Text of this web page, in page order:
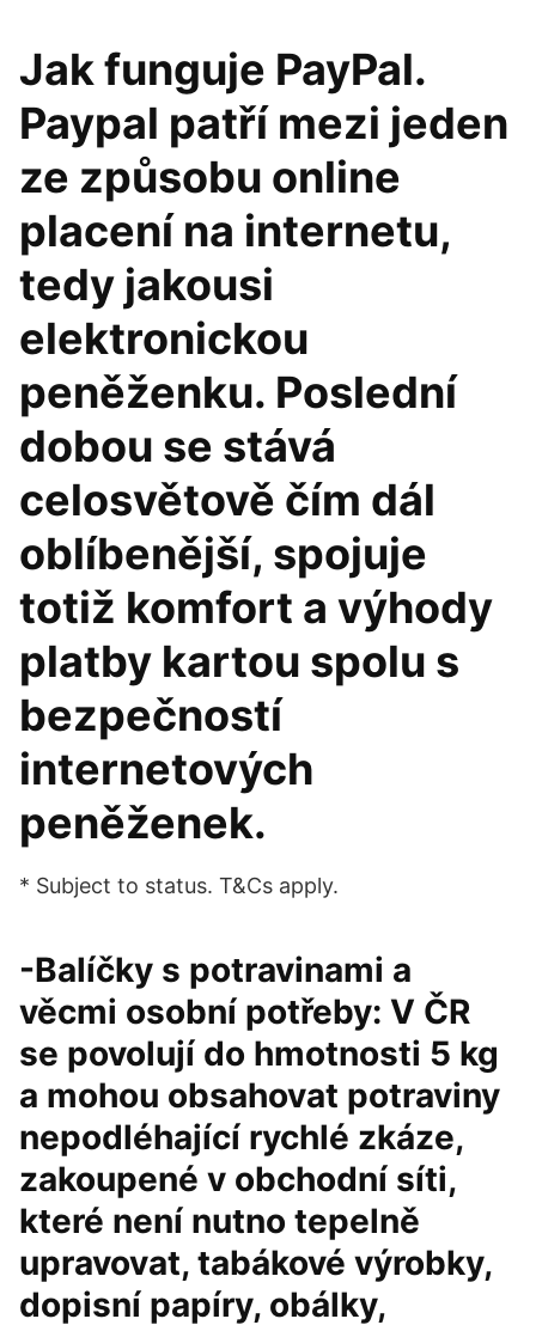
Jak funguje PayPal.
Paypal patří mezi jeden
ze způsobu online
placení na internetu,
tedy jakousi
elektronickou
peněženku. Poslední
dobou se stává
celosvětově čím dál
oblíbenější, spojuje
totiž komfort a výhody
platby kartou spolu s
bezpečností
internetových
peněženek.
* Subject to status. T&Cs apply.
-Balíčky s potravinami a
věcmi osobní potřeby: V ČR
se povolují do hmotnosti 5 kg
a mohou obsahovat potraviny
nepodléhající rychlé zkáze,
zakoupené v obchodní síti,
které není nutno tepelně
upravovat, tabákové výrobky,
dopisní papíry, obálky,